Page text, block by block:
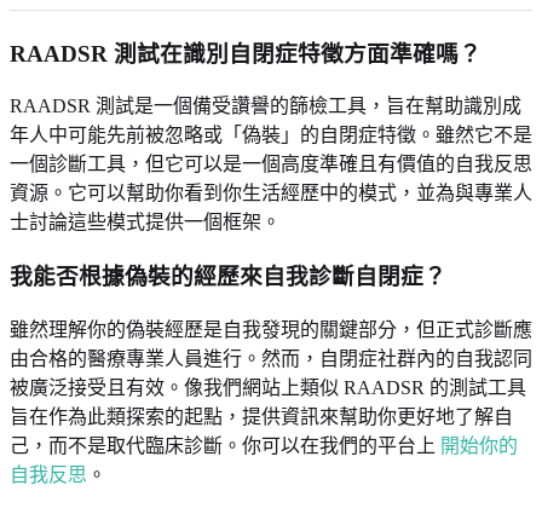
RAADSR 測試在識別自閉症特徵方面準確嗎？
RAADSR 測試是一個備受讚譽的篩檢工具，旨在幫助識別成
年人中可能先前被忽略或「偽裝」的自閉症特徵。雖然它不是
一個診斷工具，但它可以是一個高度準確且有價值的自我反思
資源。它可以幫助你看到你生活經歷中的模式，並為與專業人
士討論這些模式提供一個框架。
我能否根據偽裝的經歷來自我診斷自閉症？
雖然理解你的偽裝經歷是自我發現的關鍵部分，但正式診斷應
由合格的醫療專業人員進行。然而，自閉症社群內的自我認同
被廣泛接受且有效。像我們網站上類似 RAADSR 的測試工具
旨在作為此類探索的起點，提供資訊來幫助你更好地了解自
己，而不是取代臨床診斷。你可以在我們的平台上 開始你的
自我反思 。